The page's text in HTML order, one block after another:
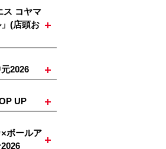
ス コヤマ
」(店頭お
2026
UP
ボールア